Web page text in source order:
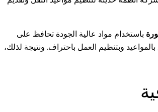
باستخدام مواد عالية الجودة تحافظ على
بالمواعيد وبتنظيم العمل باحتراف. ونتيجة لذلك،